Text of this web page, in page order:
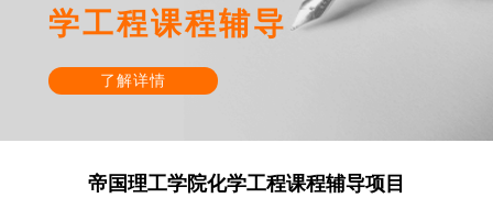
学工程课程辅导
了解详情
帝国理工学院化学工程课程辅导项目